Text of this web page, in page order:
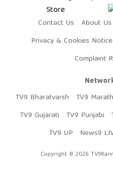
Contact Us About Us
Privacy & Cookies Notice
Complaint
TV9 Bharatvarsh
TV9
TV9 Gujarati
TV9 Punjabi
TV9 UP
News9
Copyright © 2026